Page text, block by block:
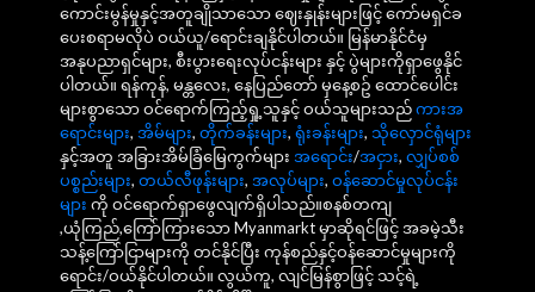
ကောင်းမွန်မှုနှင့်အတူချိုသာသော ဈေးနှုန်းများဖြင့် ကော်မရှင်ခ
ပေးစရာမလိုပဲ ဝယ်ယူ/ရောင်းချနိုင်ပါတယ်။ မြန်မာနိုင်ငံမှ
အနုပညာရှင်များ, စီးပွားရေးလုပ်ငန်းများ နှင့် ပွဲများကိုရှာဖွေနိုင်
ပါတယ်။ ရန်ကုန်, မန္တလေး, နေပြည်တော် မှနေ့စဥ် ထောင်ပေါင်း
များစွာသော ဝင်ရောက်ကြည့်ရှု့သူနှင့် ဝယ်သူများသည်ကားအ
ရောင်းများ, အိမ်များ, တိုက်ခန်းများ, ရုံးခန်းများ, သိုလှောင်ရုံများ
နှင့်အတူ အခြားအိမ်ခြံမြေကွက်များ အရောင်း/အငှား, လျှပ်စစ်
ပစ္စည်းများ, တယ်လီဖုန်းများ, အလုပ်များ, ဝန်ဆောင်မှုလုပ်ငန်း
များ ကို ဝင်ရောက်ရှာဖွေလျက်ရှိပါသည်။စနစ်တကျ
,ယုံကြည်,ကြော်ကြားသော Myanmarkt မှာဆိုရင်ဖြင့် အခမဲ့သီး
သန့်ကြော်ငြာများကို တင်နိုင်ပြီး ကုန်စည်နှင့်ဝန်ဆောင်မှုများကို
ရောင်း/ဝယ်နိုင်ပါတယ်။ လွယ်ကူ, လျင်မြန်စွာဖြင့် သင့်ရဲ့